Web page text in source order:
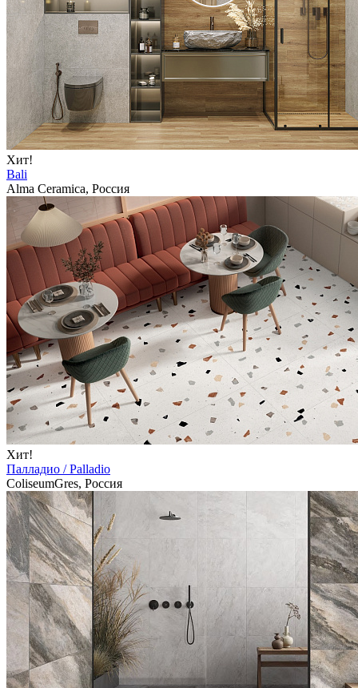
Хит!
Bali
Alma Ceramica, Россия
Хит!
Палладио / Palladio
ColiseumGres, Россия